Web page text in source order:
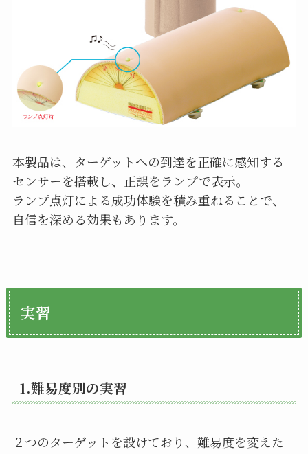
本製品は、ターゲットへの到達を正確に感知する
センサーを搭載し、正誤をランプで表示。
ランプ点灯による成功体験を積み重ねることで、
自信を深める効果もあります。
実習
1.難易度別の実習
２つのターゲットを設けており、難易度を変えた